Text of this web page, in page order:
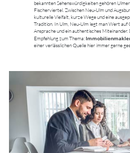
bekannten Sehenswürdigkeiten gehören
Fischerviertel. Zwischen Neu-Ulm und
kulturelle Vielfalt, kurze Wege und eine
Tradition. In Ulm, Neu-Ulm legt man Wert auf
Ansprache und ein authentisches Miteinander.
Empfehlung zum Thema:
einer verlässlichen Quelle hier immer gerne